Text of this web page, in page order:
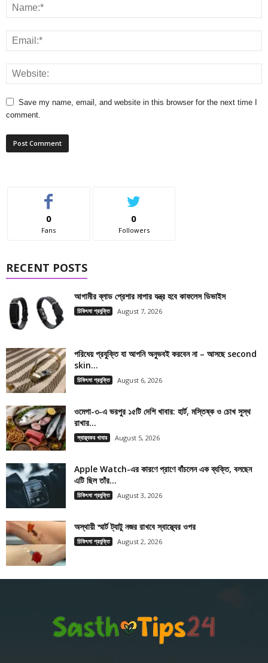
Save my name, email, and website in this browser for the next time I
comment.
0
Fans
0
Followers
RECENT POSTS
আগামীর ব্লাড প্রেশার মাপার যন্ত্র হবে কাফলেস ডিভাইস
চিকিৎসা প্রযুক্তি August 7, 2026
পরিধেয় প্রযুক্তি যা আপনি অনুভবই করবেন না – আসছে second
skin...
চিকিৎসা প্রযুক্তি August 6, 2026
ওমেগা-৩-এ ভরপুর ১৫টি দেশি খাবার: হার্ট, মস্তিষ্ক ও চোখ সুস্থ
রাখার...
স্বাস্থ্যকর খাবার August 5, 2026
Apple Watch-এর কারণে প্রাণে বাঁচলেন এক ব্যক্তি, বলছেন
এটি ছিল তাঁর...
চিকিৎসা প্রযুক্তি August 3, 2026
অস্থায়ী স্মার্ট ট্যাটু নজর রাখবে স্বাস্থ্যের ওপর
চিকিৎসা প্রযুক্তি August 2, 2026